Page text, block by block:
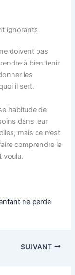
ignorants
doivent pas
à bien tenir
les
il sert.
habitude de
dans leur
mais ce n’est
comprendre la
voulu.
ne perde
SUIVANT